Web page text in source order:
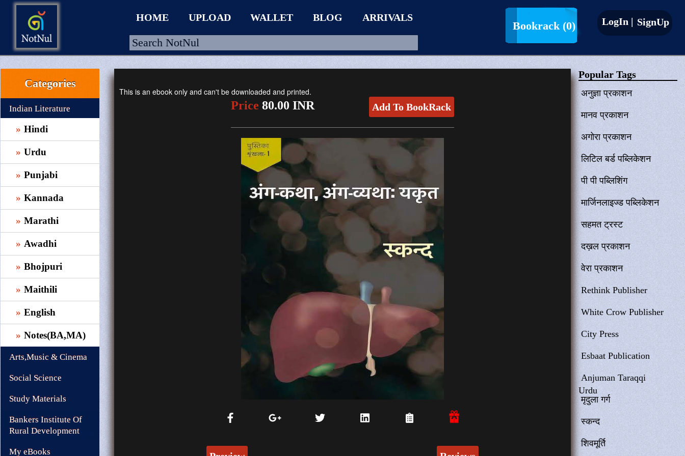
HOME
UPLOAD
WALLET
BLOG
ARRIVALS
CATEGORIES >
HOME UPLOAD WALLET BLOG ARRIVALS
Bookrack (0) LogIn | SignUp
Categories
Indian Literature
Hindi
Urdu
Punjabi
Kannada
Marathi
Awadhi
Bhojpuri
Maithili
English
Notes(BA,MA)
Arts,Music & Cinema
Social Science
Study Materials
Bankers Institute Of
Rural Development
My eBooks
This is an ebook only and can't be downloaded and printed.
Price 80.00 INR Add To BookRack
Popular Tags
अनुज्ञा प्रकाशन
मानव प्रकाशन
अगोरा प्रकाशन
लिटिल बर्ड पब्लिकेशन
पी पी पब्लिशिंग
मार्जिनलाइज्ड पब्लिकेशन
सहमत ट्रस्ट
दख़ल प्रकाशन
वेरा प्रकाशन
Rethink Publisher
White Crow Publisher
City Press
Esbaat Publication
Anjuman Taraqqi
Urdu
मृदुला गर्ग
स्कन्द
शिवमूर्ति